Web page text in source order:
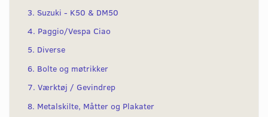
3. Suzuki - K50 & DM50
4. Paggio/Vespa Ciao
5. Diverse
6. Bolte og møtrikker
7. Værktøj / Gevindrep
8. Metalskilte, Måtter og Plakater